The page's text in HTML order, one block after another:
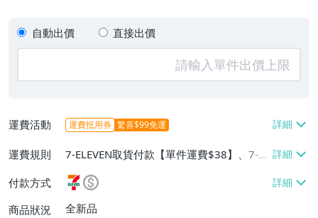
自動出價 直接出價
運費活動 運費抵用券 驚喜$99免運
運費規則
7-ELEVEN取貨付款【單件運費$38】、7-EL
EVEN取貨不付款【單件運費$38】、郵局掛
號【單件運費$60、滿20件或消費滿$5000
0免運費】
付款方式
商品狀況
全新品